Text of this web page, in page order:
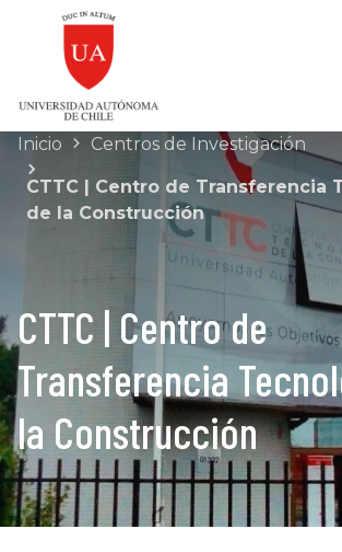
Inicio Centros de Investigación
CTTC | Centro de Transferencia
de la Construcción
CTTC | Centro de
Transferencia
la Construcción